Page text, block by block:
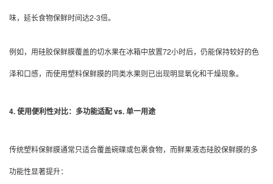
味，延长食物保鲜时间达2-3倍。
例如，用硅胶保鲜膜覆盖的切水果在冰箱中放置72小时后，仍能保持较好的色
泽和口感，而使用塑料保鲜膜的同类水果则已出现明显氧化和干燥现象。
4. 使用便利性对比：多功能适配 vs. 单一用途
传统塑料保鲜膜通常只适合覆盖碗碟或包裹食物，而鲜果液态硅胶保鲜膜的多
功能性显著提升：